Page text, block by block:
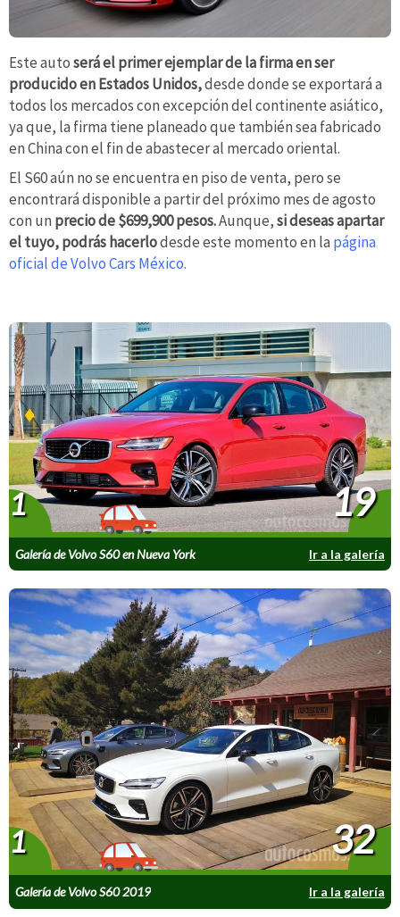
Este autoserá el primer ejemplar de la firma en ser
producido en Estados Unidos,desde donde se exportará a
todos los mercados con excepción del continente asiático,
ya que, la firma tiene planeado que también sea fabricado
en China con el fin de abastecer al mercado oriental.
El S60 aún no se encuentra en piso de venta, pero se
encontrará disponible a partir del próximo mes de agosto
con un precio de $699,900 pesos.Aunque,si deseas apartar
el tuyo, podrás hacerlodesde este momento en la página
oficial de Volvo Cars México.
Galería de Volvo S60 en Nueva York Ir a la galería
1 19
Galería de Volvo S60 2019 Ir a la galería
1 32